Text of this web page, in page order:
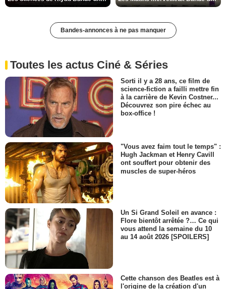
Bandes-annonces à ne pas manquer
Toutes les actus Ciné & Séries
Sorti il y a 28 ans, ce film de
science-fiction a failli mettre fin
à la carrière de Kevin Costner...
Découvrez son pire échec au
box-office !
"Vous avez faim tout le temps" :
Hugh Jackman et Henry Cavill
ont souffert pour obtenir des
muscles de super-héros
Un Si Grand Soleil en avance :
Flore bientôt arrêtée ?… Ce qui
vous attend la semaine du 10
au 14 août 2026 [SPOILERS]
Cette chanson des Beatles est à
l'origine de la création d'un